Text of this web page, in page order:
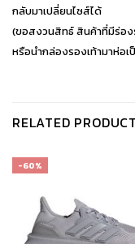
กลับมาเปลี่ยนไซส์ได้
(ขอสงวนสิทธ์ สินค้าที่มีร่อง
หรือนำกล่องรองเท้ามาห่อ
RELATED
-60%